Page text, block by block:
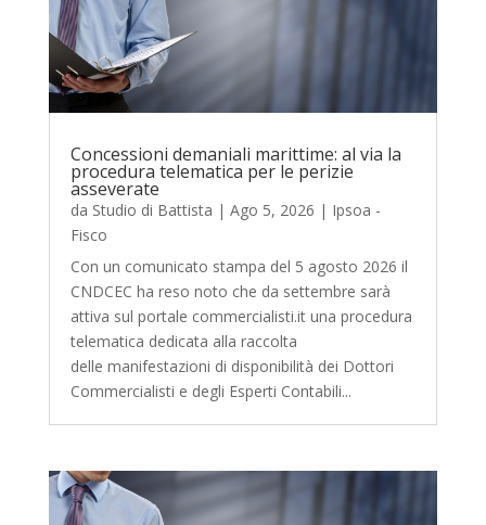
Concessioni demaniali marittime: al via la
procedura telematica per le perizie
asseverate
da Studio di Battista | Ago 5, 2026 | Ipsoa -
Fisco
Con un comunicato stampa del 5 agosto 2026 il
CNDCEC ha reso noto che da settembre sarà
attiva sul portale commercialisti.it una procedura
telematica dedicata alla raccolta
delle manifestazioni di disponibilità dei Dottori
Commercialisti e degli Esperti Contabili...